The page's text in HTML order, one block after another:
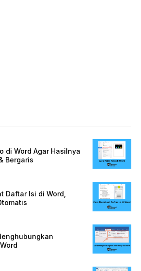
di Word Agar Hasilnya
Bergaris
Daftar Isi di Word,